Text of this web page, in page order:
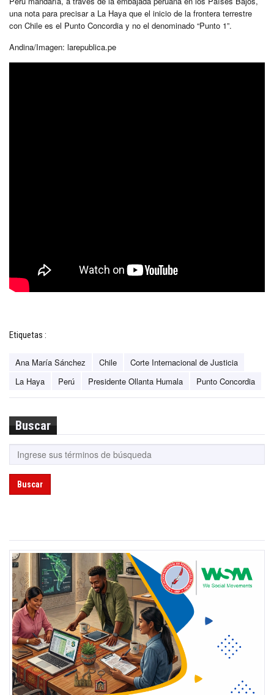
una nota para precisar a La Haya que el inicio de la frontera terrestre
con Chile es el Punto Concordia y no el denominado “Punto 1”.
Andina/Imagen: larepublica.pe
Etiquetas :
Ana María Sánchez Chile
Corte Internacional de Justicia
La Haya
Perú Presidente Ollanta Humala Punto Concordia
Buscar
Buscar